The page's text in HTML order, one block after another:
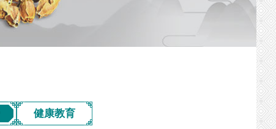
健康教育